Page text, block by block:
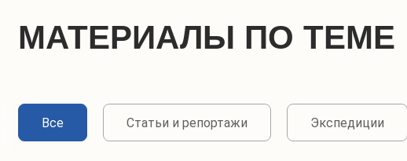
МАТЕРИАЛЫ ПО ТЕМЕ
Все Статьи и репортажи Экспедиции